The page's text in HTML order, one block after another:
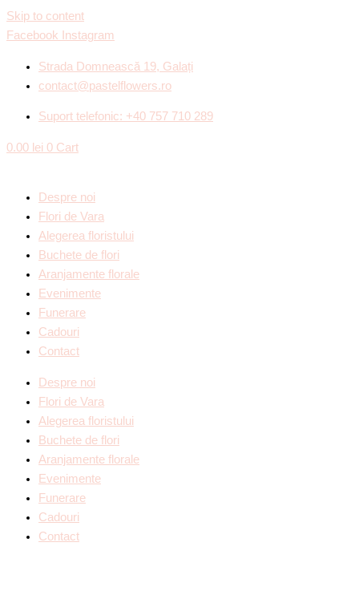
Skip to content
Facebook
Instagram
Strada Domnească 19, Galați
contact@pastelflowers.ro
Suport telefonic: +40 757 710 289
0.00 lei 0 Cart
Despre noi
Flori de Vara
Alegerea floristului
Buchete de flori
Aranjamente florale
Evenimente
Funerare
Cadouri
Contact
Despre noi
Flori de Vara
Alegerea floristului
Buchete de flori
Aranjamente florale
Evenimente
Funerare
Cadouri
Contact